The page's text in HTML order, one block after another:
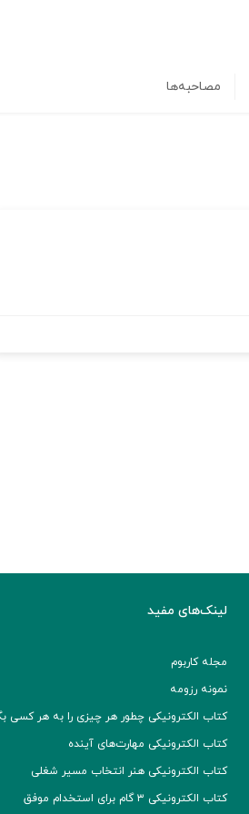
مصاحبه‌ها
لینک‌های مفید
مجله کاربوم
نمونه رزومه
کتاب الکترونیکی چطور هر چیزی را به هر کسی
کتاب الکترونیکی مهارت‌های آینده
کتاب الکترونیکی هنر انتخاب مسیر شغلی
کتاب الکترونیکی ۳ گام برای استخدام موفق